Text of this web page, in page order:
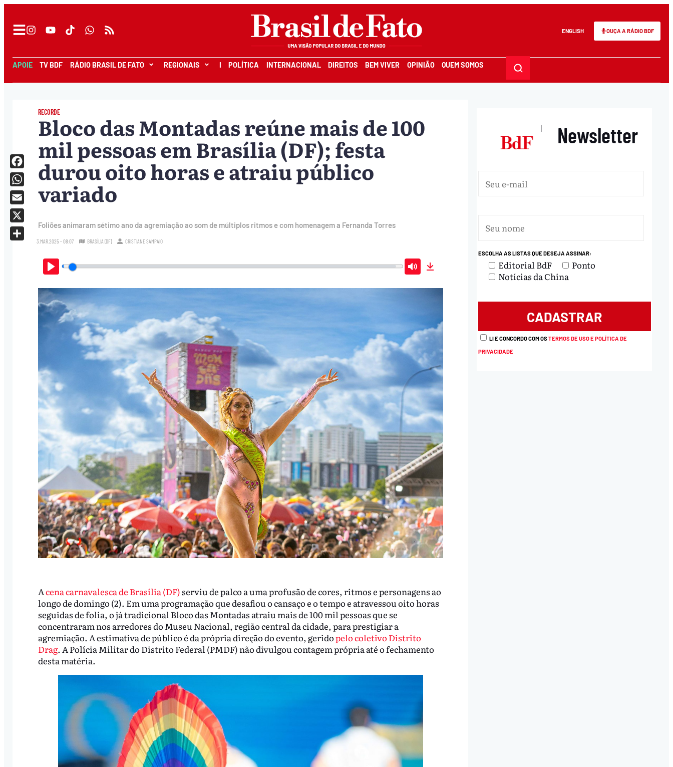
ENGLISH OUÇA A RÁDIO BDF
APOIE TV BDF RÁDIO BRASIL DE FATO REGIONAIS I POLÍTICA INTERNACIONAL DIREITOS BEM VIVER OPINIÃO QUEM SOMOS
RECORDE
Bloco das Montadas reúne mais de 100
mil pessoas em Brasília (DF); festa
durou oito horas e atraiu público
variado
Foliões animaram sétimo ano da agremiação ao som de múltiplos ritmos e com homenagem a Fernanda Torres
3.MAR.2025 - 08:07 BRASÍLIA (DF) CRISTIANE SAMPAIO
Play Mute
Acena carnavalesca de Brasília (DF) serviu de palco a uma profusão de cores, ritmos e personagens ao
longo de domingo (2). Em uma programação que desafiou o cansaço e o tempo e atravessou oito horas
seguidas de folia, o já tradicional Bloco das Montadas atraiu mais de 100 mil pessoas que se
concentraram nos arredores do Museu Nacional, região central da cidade, para prestigiar a
agremiação. A estimativa de público é da própria direção do evento, geridopelo coletivo Distrito
Drag. A Polícia Militar do Distrito Federal (PMDF) não divulgou contagem própria até o fechamento
desta matéria.
Facebook
WhatsApp
Email
X
| Newsletter
ESCOLHA AS LISTAS QUE DESEJA ASSINAR:
Editorial BdF
Ponto
Notícias da China
LI E CONCORDO COM OSTERMOS DE USO E POLÍTICA DE
PRIVACIDADE